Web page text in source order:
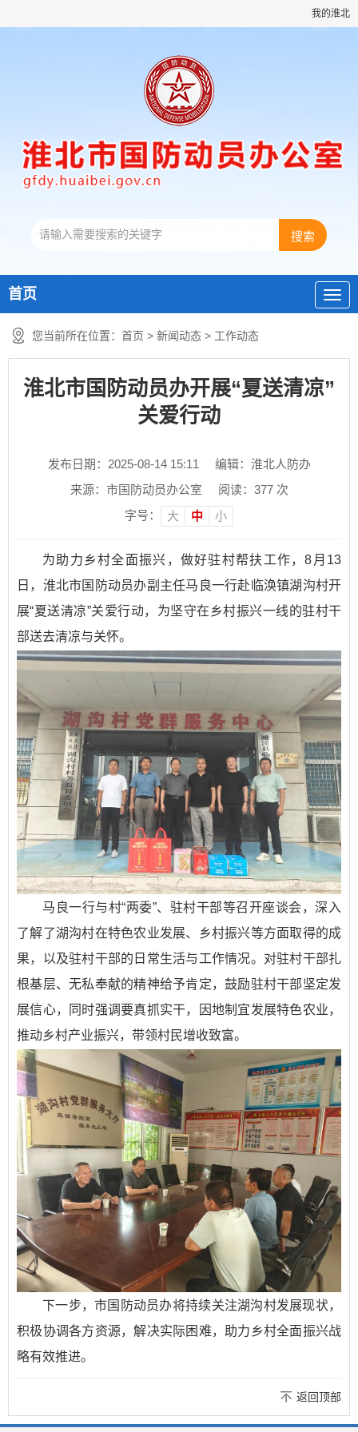
我的淮北
首页
您当前所在位置： 首页 > 新闻动态 > 工作动态
淮北市国防动员办开展“夏送清凉”
关爱行动
发布日期：2025-08-14 15:11
编辑：淮北人防办
来源：市国防动员办公室
阅读： 377次
字号：
大 中 小
为助力乡村全面振兴，做好驻村帮扶工作，8月13
日，淮北市国防动员办副主任马良一行赴临涣镇湖沟村开
展“夏送清凉”关爱行动，为坚守在乡村振兴一线的驻村干
部送去清凉与关怀。
马良一行与村“两委”、驻村干部等召开座谈会，深入
了解了湖沟村在特色农业发展、乡村振兴等方面取得的成
果，以及驻村干部的日常生活与工作情况。对驻村干部扎
根基层、无私奉献的精神给予肯定，鼓励驻村干部坚定发
展信心，同时强调要真抓实干，因地制宜发展特色农业，
推动乡村产业振兴，带领村民增收致富。
下一步，市国防动员办将持续关注湖沟村发展现状，
积极协调各方资源，解决实际困难，助力乡村全面振兴战
略有效推进。
返回顶部